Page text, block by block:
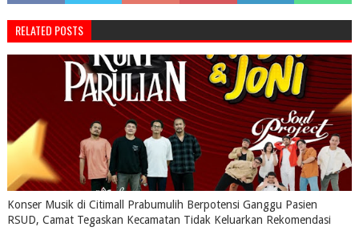
RELATED POSTS
Konser Musik di Citimall Prabumulih Berpotensi Ganggu Pasien
RSUD, Camat Tegaskan Kecamatan Tidak Keluarkan Rekomendasi